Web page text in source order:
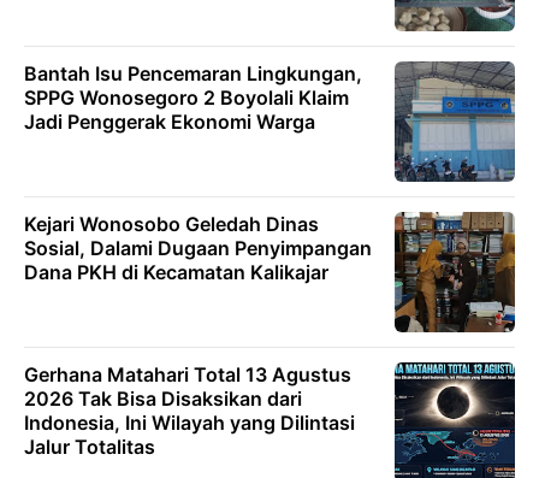
Bantah Isu Pencemaran Lingkungan,
SPPG Wonosegoro 2 Boyolali Klaim
Jadi Penggerak Ekonomi Warga
Kejari Wonosobo Geledah Dinas
Sosial, Dalami Dugaan Penyimpangan
Dana PKH di Kecamatan Kalikajar
Gerhana Matahari Total 13 Agustus
2026 Tak Bisa Disaksikan dari
Indonesia, Ini Wilayah yang Dilintasi
Jalur Totalitas